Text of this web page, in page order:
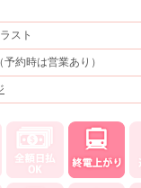
スト
予約時は営業あり）